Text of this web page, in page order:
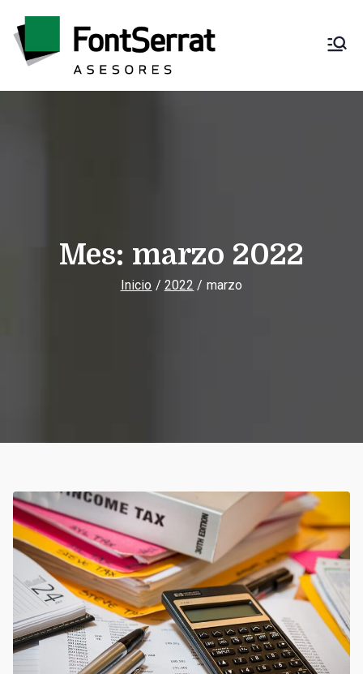
contenido
Font Serrat
Asesores
Mes: marzo 2022
Inicio 2022 marzo